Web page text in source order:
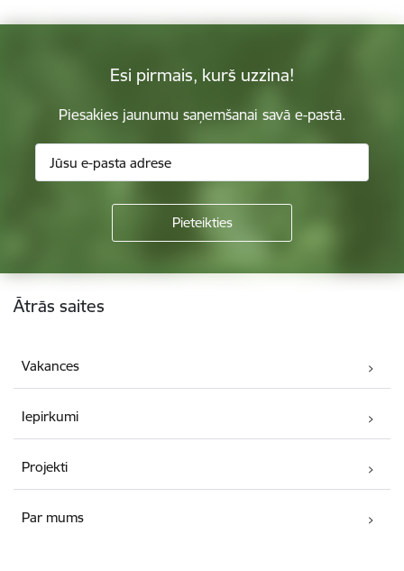
Esi pirmais, kurš uzzina!
Piesakies jaunumu saņemšanai savā e-pastā.
Kājene
Ātrās saites
Vakances
Iepirkumi
Projekti
Par mums